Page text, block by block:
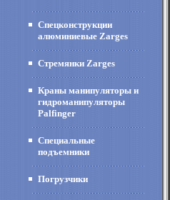
Спецконструкции
алюминиевые Zarges
Стремянки Zarges
Краны манипуляторы и
гидроманипуляторы
Palfinger
Специальные
подъемники
Погрузчики